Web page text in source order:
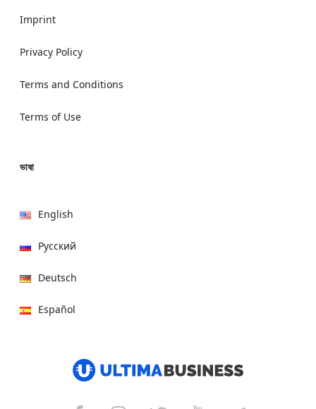
Imprint
Privacy Policy
Terms and Conditions
Terms of Use
ভাষা
English
Русский
Deutsch
Español